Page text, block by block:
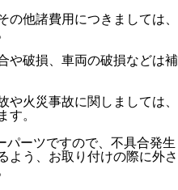
他諸費用につきましては、
や破損、車両の破損などは補
火災事故に関しましては、
す。
ーツですので、不具合発生
よう、お取り付けの際に外さ